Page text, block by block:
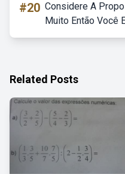
#20 Considere A
Muito Então Você
Related Posts